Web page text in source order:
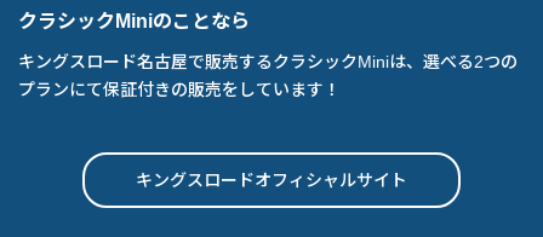
クラシックMiniのことなら
キングスロード名古屋で販売するクラシックMiniは、選べる2つの
プランにて保証付きの販売をしています！
キングスロードオフィシャルサイト